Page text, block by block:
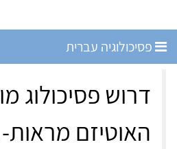
פסיכולוגיה עברית
דרוש פסיכולוג
האוטיזם